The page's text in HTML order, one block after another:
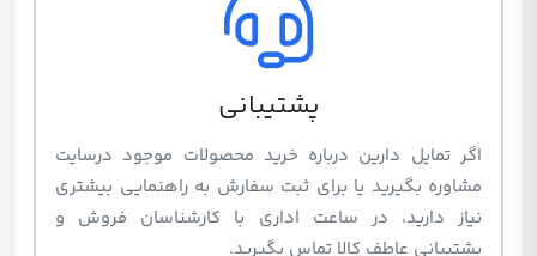
پشتیبانی
اگر تمایل دارین درباره خرید محصولات موجود درسایت
مشاوره بگیرید یا برای ثبت سفارش به راهنمایی بیشتری
نیاز دارید، در ساعت اداری با کارشناسان فروش و
پشتیبانی عاطف کالا تماس بگیرید.